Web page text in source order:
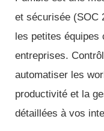
et sécurisée (SOC
les petites équipes
entreprises.
automatiser les
productivité et la
détaillées à vos